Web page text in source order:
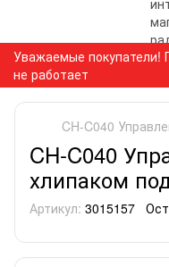
Уважаемые покупатели!
не работает
CH-C040
CH-C040
хлипаком
Артикул: 3015157